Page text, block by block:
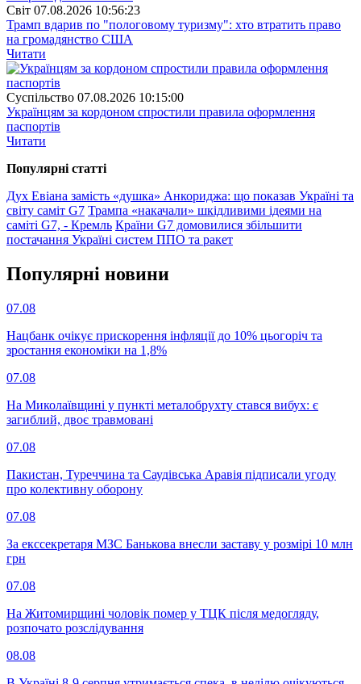
Свiт 07.08.2026 10:56:23
Трамп вдарив по "пологовому туризму": хто втратить право
на громадянство США
Читати
Суспiльство 07.08.2026 10:15:00
Українцям за кордоном спростили правила оформлення
паспортів
Читати
Популярнi статтi
Дух Евіана замість «душка» Анкориджа: що показав Україні та
світу саміт G7 Трампа «накачали» шкідливими ідеями на
саміті G7, - Кремль Країни G7 домовилися збільшити
постачання Україні систем ППО та ракет
Популярнi новини
07.08
Нацбанк очікує прискорення інфляції до 10% цьогоріч та
зростання економіки на 1,8%
07.08
На Миколаївщині у пункті металобрухту стався вибух: є
загиблий, двоє травмовані
07.08
Пакистан, Туреччина та Саудівська Аравія підписали угоду
про колективну оборону
07.08
За екссекретаря МЗС Банькова внесли заставу у розмірі 10 млн
грн
07.08
На Житомирщині чоловік помер у ТЦК після медогляду,
розпочато розслідування
08.08